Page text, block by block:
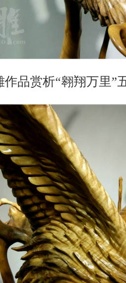
品赏析“翱翔万里”